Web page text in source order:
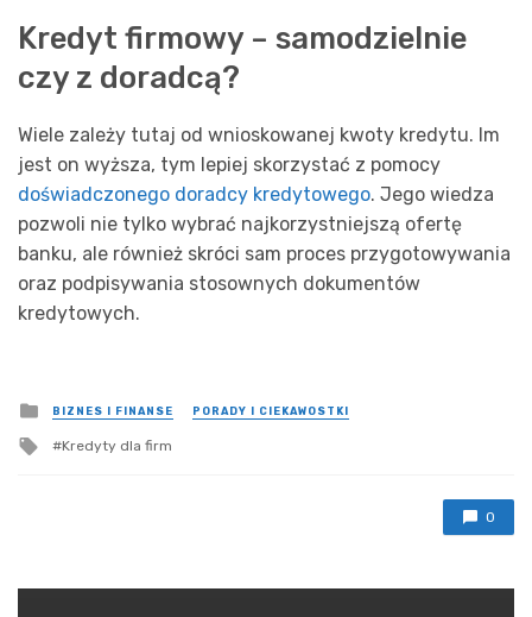
Kredyt firmowy – samodzielnie
czy z doradcą?
Wiele zależy tutaj od wnioskowanej kwoty kredytu. Im
jest on wyższa, tym lepiej skorzystać z pomocy
doświadczonego doradcy kredytowego. Jego wiedza
pozwoli nie tylko wybrać najkorzystniejszą ofertę
banku, ale również skróci sam proces przygotowywania
oraz podpisywania stosownych dokumentów
kredytowych.
Posted
in
BIZNES I FINANSE PORADY I CIEKAWOSTKI
Tagged
Kredyty dla firm
0